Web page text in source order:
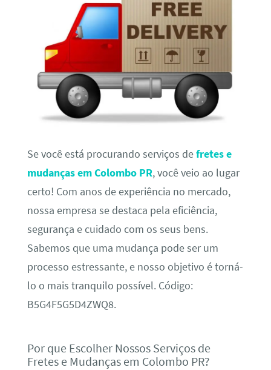
Se você está procurando serviços defretes e
mudanças em Colombo PR, você veio ao lugar
certo! Com anos de experiência no mercado,
nossa empresa se destaca pela eficiência,
segurança e cuidado com os seus bens.
Sabemos que uma mudança pode ser um
processo estressante, e nosso objetivo é torná-
lo o mais tranquilo possível. Código:
B5G4F5G5D4ZWQ8.
Por que Escolher Nossos Serviços de
Fretes e Mudanças em Colombo PR?